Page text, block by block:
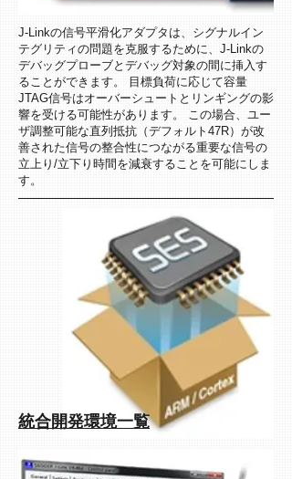
J-Linkの信号平滑化アダプタは、シグナルイン
テグリティの問題を克服するために、J-Linkの
デバッグプローブとデバッグ対象の間に挿入す
ることができます。 目標負荷に応じて容量
JTAG信号はオーバーシュートとリンギングの影
響を受ける可能性があります。 この場合、ユー
ザ調整可能な直列抵抗（デフォルト47R）が改
善された信号の整合性につながる重要な信号の
立上り/立下り時間を減衰することを可能にしま
す。
統合開発環境一覧